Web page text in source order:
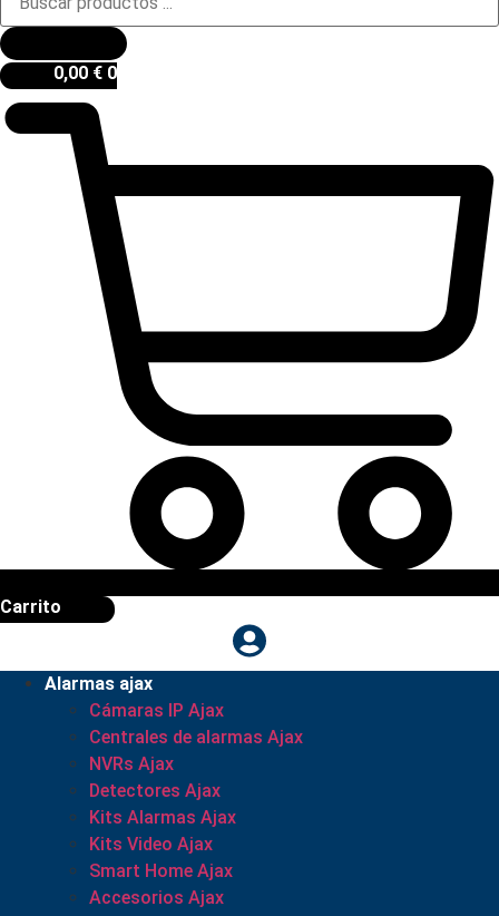
productos
0,00 € 0
Carrito
Alarmas ajax
Cámaras IP Ajax
Centrales de alarmas Ajax
NVRs Ajax
Detectores Ajax
Kits Alarmas Ajax
Kits Video Ajax
Smart Home Ajax
Accesorios Ajax